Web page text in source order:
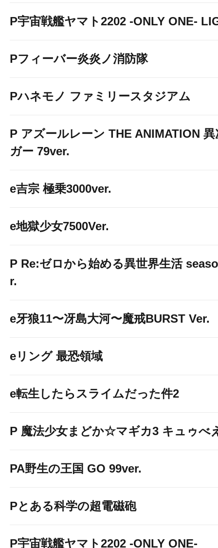
P宇宙戦艦ヤマト2202 -ONLY ONE-
Pフィーバー炎炎ノ消防隊
Pハネモノ ファミリースタジアム
P アズールレーン THE ANIMATION
ガー 79ver.
e吉宗 極乗3000ver.
e地獄少女7500Ver.
P Re:ゼロから始める異世界生活
r.
e牙狼11〜冴島大河〜魔戒BURST Ver.
eリング 最恐領域
e転生したらスライムだった件2
P 魔法少女まどか☆マギカ3 キュゥべ
PA野生の王国 GO 99ver.
Pとある科学の超電磁砲
P宇宙戦艦ヤマト2202 -ONLY ONE-